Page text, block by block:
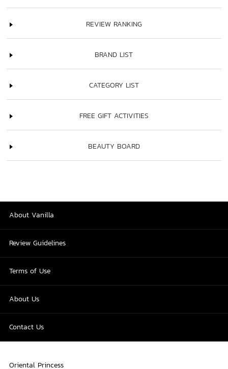
REVIEW RANKING
BRAND LIST
CATEGORY LIST
FREE GIFT ACTIVITIES
BEAUTY BOARD
About Vanilla
Review Guidelines
Terms of Use
About Us
Contact Us
Oriental Princess